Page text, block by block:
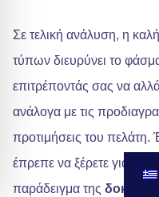
Σε τελική ανάλυση, η
τύπων διευρύνει το
επιτρέποντάς σας να
ανάλογα με τις
προτιμήσεις του πελάτη.
έπρεπε να ξέρετε για τη
παράδειγμα της δοκιμή